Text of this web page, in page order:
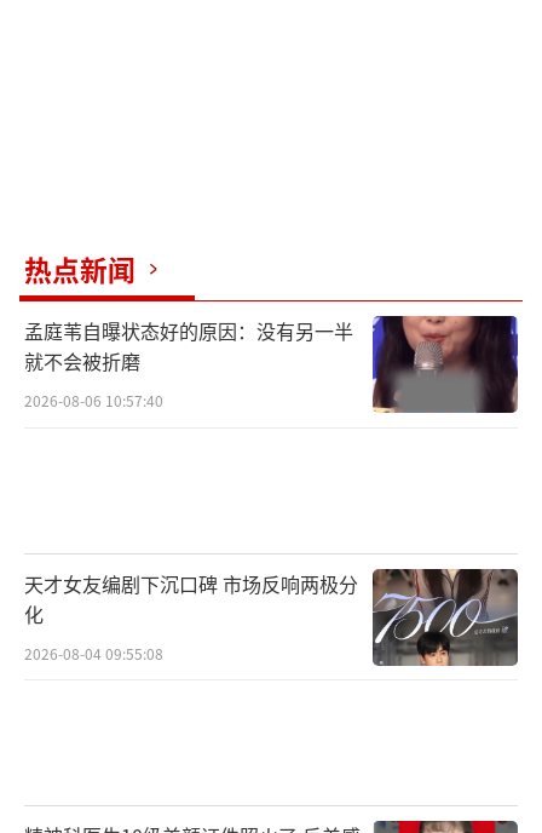
热点新闻
孟庭苇自曝状态好的原因：没有另一半
就不会被折磨
2026-08-06 10:57:40
天才女友编剧下沉口碑 市场反响两极分
化
2026-08-04 09:55:08